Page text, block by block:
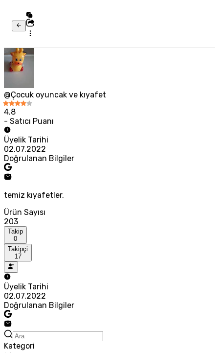
@Çocuk oyuncak ve kıyafet
4.8
- Satıcı Puanı
Üyelik Tarihi
02.07.2022
Doğrulanan Bilgiler
temiz kıyafetler.
Ürün Sayısı
203
Takip
0
Takipçi
17
Üyelik Tarihi
02.07.2022
Doğrulanan Bilgiler
Kategori